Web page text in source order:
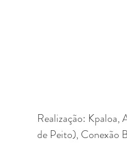
Realização:
de Peito), Conexão